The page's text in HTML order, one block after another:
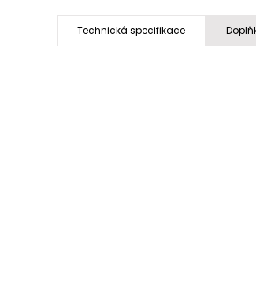
Technická specifikace